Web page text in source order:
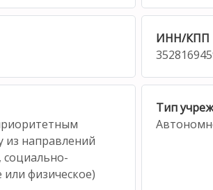
ИНН/КПП
из направлений
социально-
или физическое)
Тип